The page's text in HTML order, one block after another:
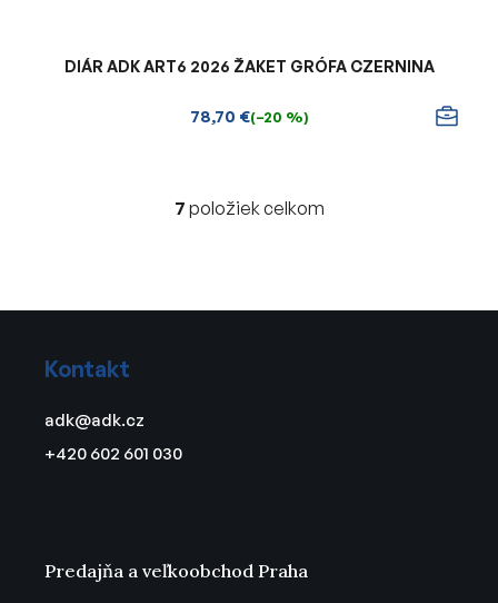
DIÁR ADK ART6 2026 ŽAKET GRÓFA CZERNINA
78,70 €(–20 %)
O
d
v
ý
7 položiek celkom
Kontakt
adk@adk.cz
+420 602 601 030
Predajňa a veľkoobchod Praha